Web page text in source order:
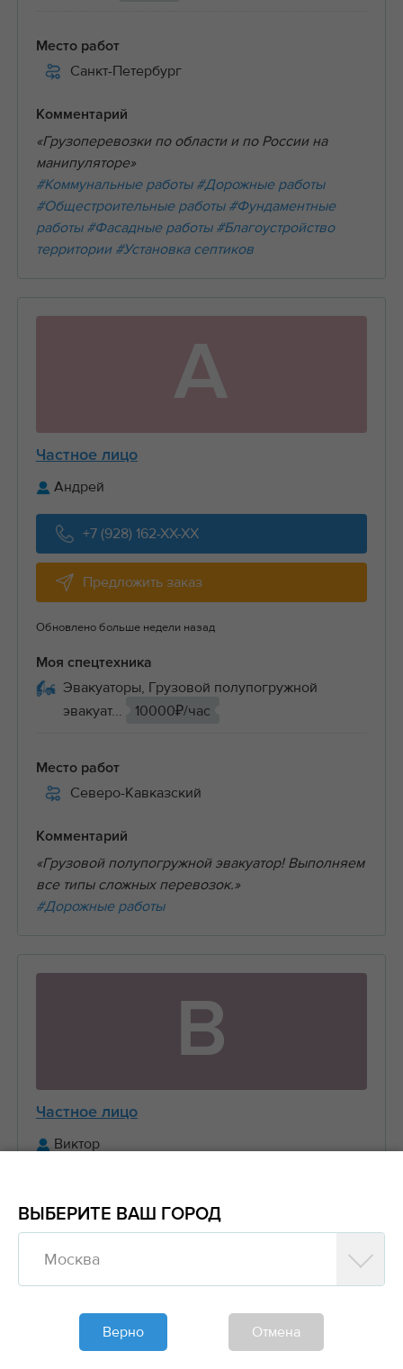
Место работ
Санкт-Петербург
Комментарий
«Грузоперевозки по области и по России на
манипуляторе»
#Коммунальные работы #Дорожные работы
#Общестроительные работы #Фундаментные
работы #Фасадные работы #Благоустройство
территории #Установка септиков
А
Частное лицо
Андрей
+7 (928) 162-XX-XX
Предложить заказ
Обновлено больше недели назад
Моя спецтехника
Эвакуаторы, Грузовой полупогружной
эвакуат...
10000₽/час
Место работ
Северо-Кавказский
Комментарий
«Грузовой полупогружной эвакуатор! Выполняем
все типы сложных перевозок.»
#Дорожные работы
В
Частное лицо
Виктор
Обновлено больше недели назад
Моя спецтехника
Манипуляторы, Стрела 3 тонны Борт 5 тонн
ВЫБЕРИТЕ ВАШ ГОРОД
Москва
Верно Отмена